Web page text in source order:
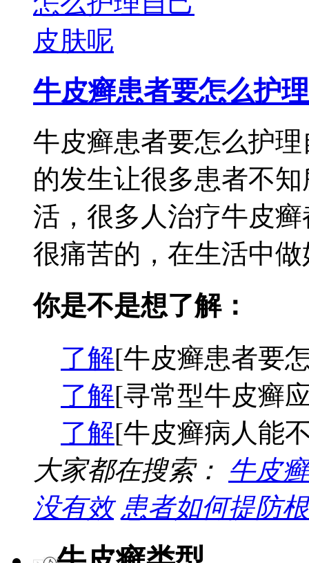
牛皮癣患者要怎么护理
牛皮癣患者要怎么护
的发生让很多患者不
活，很多人治疗牛皮
很痛苦的，在生活中
你是不是想了解：
了解[牛皮癣患者要
了解[寻常型牛皮癣
了解[牛皮癣病人能
大家都在搜索： 牛皮
没有效 患者如何提防